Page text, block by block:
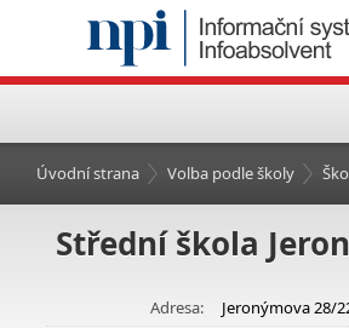
Úvodní strana Volba podle školy
Střední škola
Adresa:
Jeronýmova 28/